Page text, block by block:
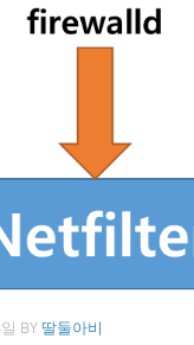
BY 딸둘아비